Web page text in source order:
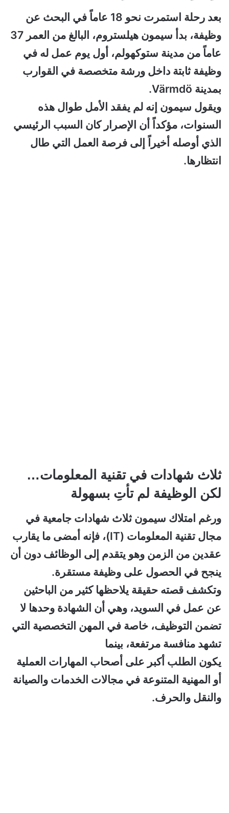
بعد رحلة استمرت نحو 18 عاماً في البحث عن
وظيفة، بدأ سيمون هيلستروم، البالغ من العمر 37
عاماً من مدينة ستوكهولم، أول يوم عمل له في
وظيفة ثابتة داخل ورشة متخصصة في القوارب
بمدينة Värmdö.
ويقول سيمون إنه لم يفقد الأمل طوال هذه
السنوات، مؤكداً أن الإصرار كان السبب الرئيسي
الذي أوصله أخيراً إلى فرصة العمل التي طال
انتظارها.
ثلاث شهادات في تقنية المعلومات…
لكن الوظيفة لم تأتِ بسهولة
ورغم امتلاك سيمون ثلاث شهادات جامعية في
مجال تقنية المعلومات (IT)، فإنه أمضى ما يقارب
عقدين من الزمن وهو يتقدم إلى الوظائف دون أن
ينجح في الحصول على وظيفة مستقرة.
وتكشف قصته حقيقة يلاحظها كثير من الباحثين
عن عمل في السويد، وهي أن الشهادة وحدها لا
تضمن التوظيف، خاصة في المهن التخصصية التي
تشهد منافسة مرتفعة، بينما
يكون الطلب أكبر على أصحاب المهارات العملية
أو المهنية المتنوعة في مجالات الخدمات والصيانة
والنقل والحرف.